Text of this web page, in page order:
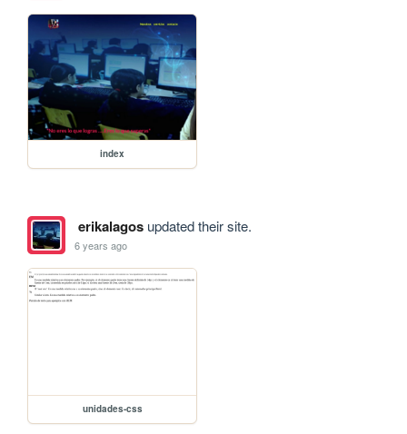
index
erikalagosupdated their site.
6 years ago
unidades-css